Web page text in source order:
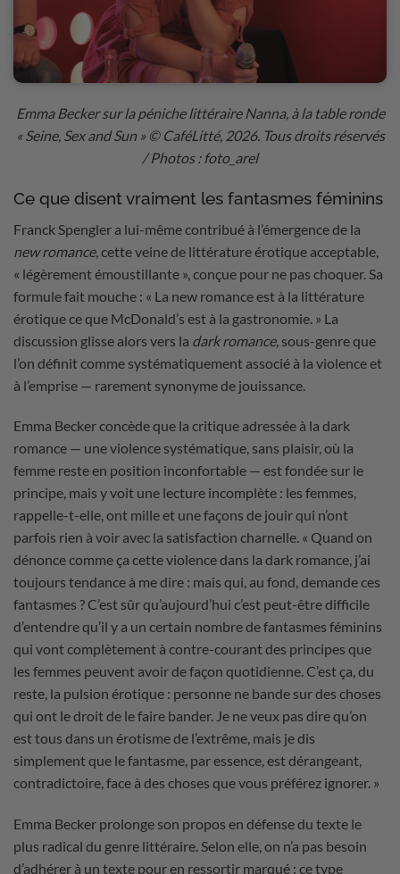
Emma Becker sur la péniche littéraire Nanna, à la table ronde
« Seine, Sex and Sun » © CaféLitté, 2026. Tous droits réservés
/ Photos : foto_arel
Ce que disent vraiment les fantasmes féminins
Franck Spengler a lui-même contribué à l’émergence de la
new romance, cette veine de littérature érotique acceptable,
« légèrement émoustillante », conçue pour ne pas choquer. Sa
formule fait mouche : « La new romance est à la littérature
érotique ce que McDonald’s est à la gastronomie. » La
discussion glisse alors vers la dark romance, sous-genre que
l’on définit comme systématiquement associé à la violence et
à l’emprise — rarement synonyme de jouissance.
Emma Becker concède que la critique adressée à la dark
romance — une violence systématique, sans plaisir, où la
femme reste en position inconfortable — est fondée sur le
principe, mais y voit une lecture incomplète : les femmes,
rappelle-t-elle, ont mille et une façons de jouir qui n’ont
parfois rien à voir avec la satisfaction charnelle. « Quand on
dénonce comme ça cette violence dans la dark romance, j’ai
toujours tendance à me dire : mais qui, au fond, demande ces
fantasmes ? C’est sûr qu’aujourd’hui c’est peut-être difficile
d’entendre qu’il y a un certain nombre de fantasmes féminins
qui vont complètement à contre-courant des principes que
les femmes peuvent avoir de façon quotidienne. C’est ça, du
reste, la pulsion érotique : personne ne bande sur des choses
qui ont le droit de le faire bander. Je ne veux pas dire qu’on
est tous dans un érotisme de l’extrême, mais je dis
simplement que le fantasme, par essence, est dérangeant,
contradictoire, face à des choses que vous préférez ignorer. »
Emma Becker prolonge son propos en défense du texte le
plus radical du genre littéraire. Selon elle, on n’a pas besoin
d’adhérer à un texte pour en ressortir marqué : ce type